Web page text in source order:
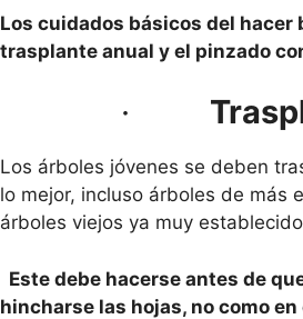
Los cuidados básicos del hacer
trasplante anual y el pinzado
·
Los árboles jóvenes se deben
lo mejor, incluso árboles de más
árboles viejos ya muy
Este debe hacerse antes de
hincharse las hojas, no como